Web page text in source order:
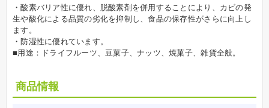
・酸素バリア性に優れ、脱酸素剤を併用することにより、カビの発
生や酸化による品質の劣化を抑制し、食品の保存性がさらに向上し
ます。
・防湿性に優れています。
■用途：ドライフルーツ、豆菓子、ナッツ、焼菓子、雑貨全般。
商品情報